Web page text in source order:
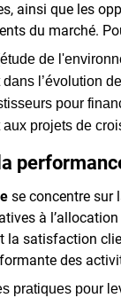
ainsi que les
du marché.
de
l’évolution
pour
projets de
se concentre sur
à
la satisfaction
des
pratiques pour